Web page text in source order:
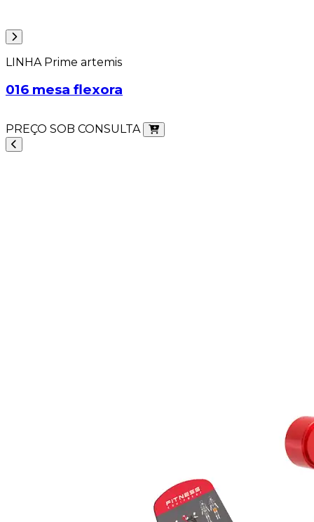
LINHA Prime artemis
016 mesa flexora
PREÇO SOB CONSULTA